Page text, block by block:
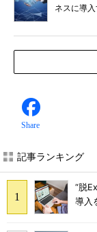
ネスに導
Share
記事ランキング
“脱
導入